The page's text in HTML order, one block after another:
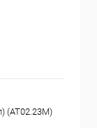
(AT02.23M)